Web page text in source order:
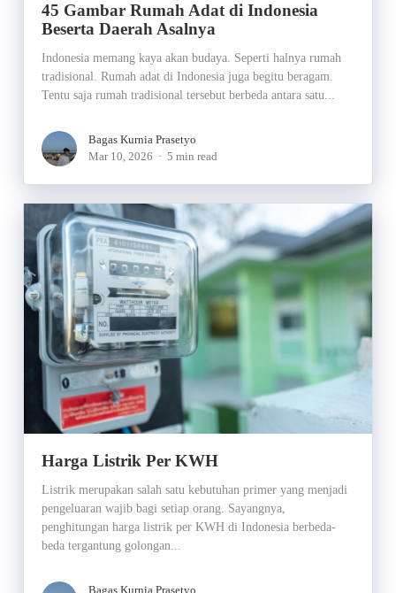
45 Gambar Rumah Adat di Indonesia
Beserta Daerah Asalnya
Indonesia memang kaya akan budaya. Seperti halnya rumah
tradisional. Rumah adat di Indonesia juga begitu beragam.
Tentu saja rumah tradisional tersebut berbeda antara satu...
Bagas Kurnia Prasetyo
Mar 10, 2026
5 min read
Harga Listrik Per KWH
Listrik merupakan salah satu kebutuhan primer yang menjadi
pengeluaran wajib bagi setiap orang. Sayangnya,
penghitungan harga listrik per KWH di Indonesia berbeda-
beda tergantung golongan...
Bagas Kurnia Prasetyo